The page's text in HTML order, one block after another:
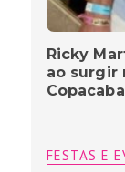
Ricky
ao surgir
FESTAS E